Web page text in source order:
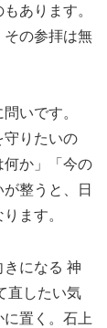
あります。
その参拝は無
いです。
守りたいの
何か」「今の
整うと、日
ます。
になる 神
直したい気
置く。石上